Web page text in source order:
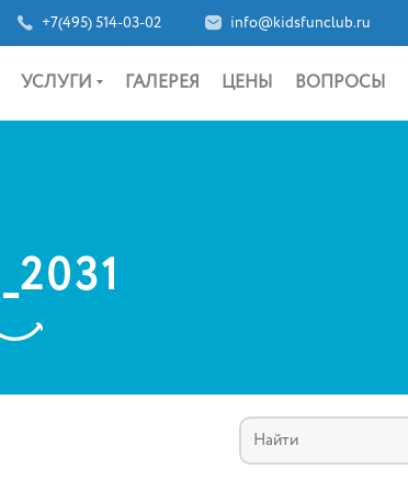
+7(495) 514-03-02 info@kidsfunclub.ru
УСЛУГИ ГАЛЕРЕЯ ЦЕНЫ ВОПРОСЫ